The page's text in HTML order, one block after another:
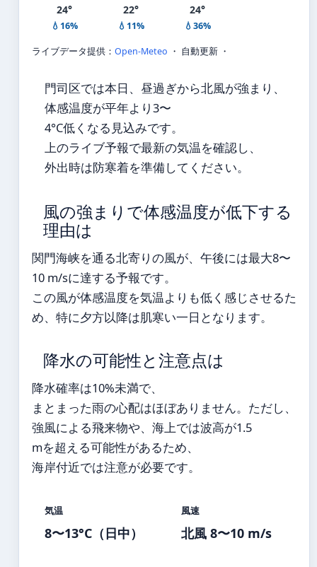
24°
💧16%
22°
💧11%
24°
💧36%
ライブデータ提供： Open-Meteo ・ 自動更新 ・
門司区では本日、昼過ぎから北風が強まり、
体感温度が平年より3〜
4°C低くなる見込みです。
上のライブ予報で最新の気温を確認し、
外出時は防寒着を準備してください。
風の強まりで体感温度が低下する
理由は
関門海峡を通る北寄りの風が、午後には最大8〜
10 m/sに達する予報です。
この風が体感温度を気温よりも低く感じさせるた
め、特に夕方以降は肌寒い一日となります。
降水の可能性と注意点は
降水確率は10%未満で、
まとまった雨の心配はほぼありません。ただし、
強風による飛来物や、海上では波高が1.5
mを超える可能性があるため、
海岸付近では注意が必要です。
気温
8〜13°C（日中）
風速
北風 8〜10 m/s